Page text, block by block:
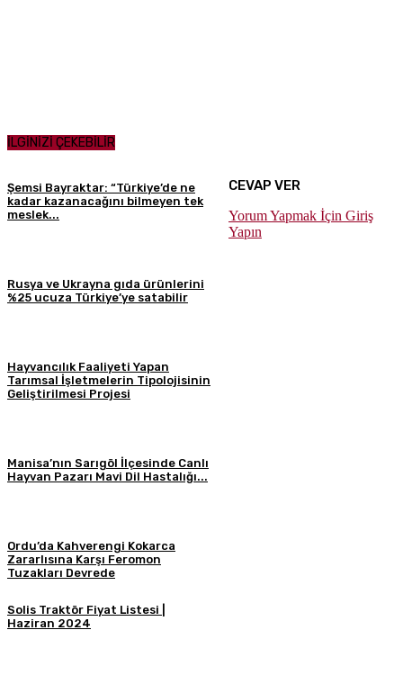
İLGİNİZİ ÇEKEBİLİR
Şemsi Bayraktar: “Türkiye’de ne
kadar kazanacağını bilmeyen tek
meslek...
Rusya ve Ukrayna gıda ürünlerini
%25 ucuza Türkiye’ye satabilir
Hayvancılık Faaliyeti Yapan
Tarımsal İşletmelerin Tipolojisinin
Geliştirilmesi Projesi
Manisa’nın Sarıgöl İlçesinde Canlı
Hayvan Pazarı Mavi Dil Hastalığı...
Ordu’da Kahverengi Kokarca
Zararlısına Karşı Feromon
Tuzakları Devrede
Solis Traktör Fiyat Listesi |
Haziran 2024
CEVAP VER
Yorum Yapmak İçin Giriş
Yapın